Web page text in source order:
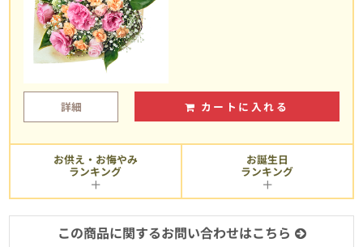
詳細 カートに入れる
お供え・お悔やみ
ランキング
お誕生日
ランキング
この商品に関するお問い合わせはこちら